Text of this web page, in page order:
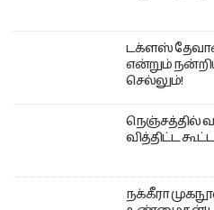
டக்ளஸ்
என்றும்
செல்லும்!
நெஞ்சத்தில்
வித்திட்ட
நக்கீரா